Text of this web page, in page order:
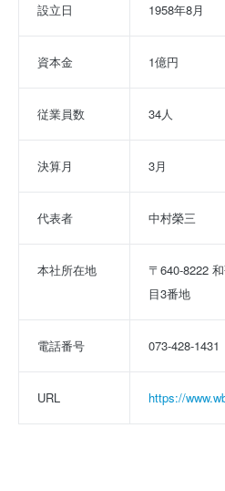
設立日 1958年8月
資本金 1億円
従業員数 34人
決算月 3月
代表者 中村榮三
本社所在地
〒640-8222
目3番地
電話番号 073-428-1431
URL https://